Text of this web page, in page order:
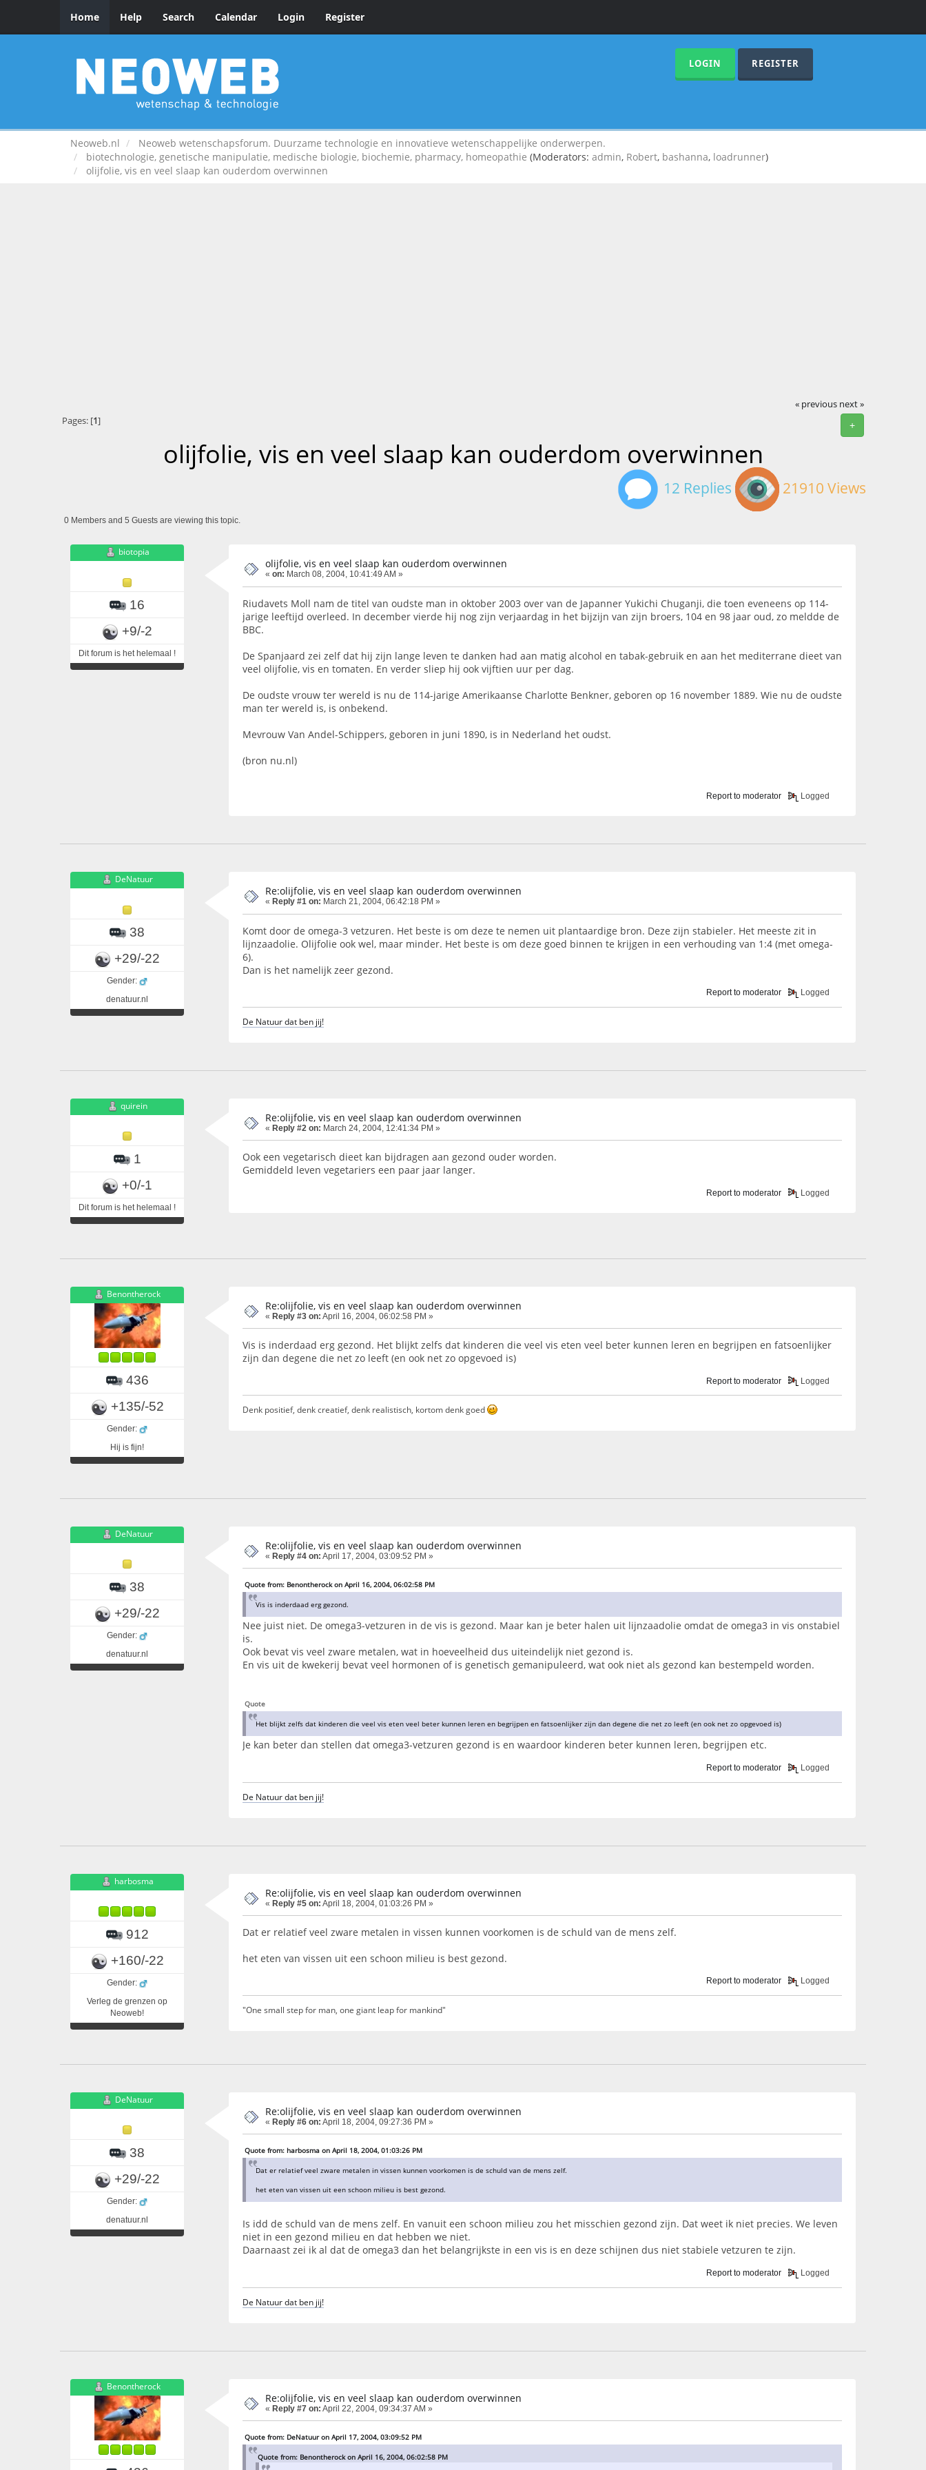
Home Help Search Calendar Login Register
LOGIN REGISTER
Neoweb.nl
Neoweb wetenschapsforum. Duurzame technologie en innovatieve wetenschappelijke onderwerpen.
biotechnologie, genetische manipulatie, medische biologie, biochemie, pharmacy, homeopathie (Moderators: admin, Robert, bashanna, loadrunner)
olijfolie, vis en veel slaap kan ouderdom overwinnen
« previous next »
+
Pages: [1]
olijfolie, vis en veel slaap kan ouderdom overwinnen
12 Replies 21910 Views
0 Members and 5 Guests are viewing this topic.
biotopia
16
+9/-2
Dit forum is het helemaal !
olijfolie, vis en veel slaap kan ouderdom overwinnen
« on: March 08, 2004, 10:41:49 AM »
Riudavets Moll nam de titel van oudste man in oktober 2003 over van de Japanner Yukichi Chuganji, die toen eveneens op 114-
jarige leeftijd overleed. In december vierde hij nog zijn verjaardag in het bijzijn van zijn broers, 104 en 98 jaar oud, zo meldde de
BBC.
De Spanjaard zei zelf dat hij zijn lange leven te danken had aan matig alcohol en tabak-gebruik en aan het mediterrane dieet van
veel olijfolie, vis en tomaten. En verder sliep hij ook vijftien uur per dag.
De oudste vrouw ter wereld is nu de 114-jarige Amerikaanse Charlotte Benkner, geboren op 16 november 1889. Wie nu de oudste
man ter wereld is, is onbekend.
Mevrouw Van Andel-Schippers, geboren in juni 1890, is in Nederland het oudst.
(bron nu.nl)
Report to moderator Logged
DeNatuur
38
+29/-22
Gender:
denatuur.nl
Re:olijfolie, vis en veel slaap kan ouderdom overwinnen
« Reply #1 on: March 21, 2004, 06:42:18 PM »
Komt door de omega-3 vetzuren. Het beste is om deze te nemen uit plantaardige bron. Deze zijn stabieler. Het meeste zit in
lijnzaadolie. Olijfolie ook wel, maar minder. Het beste is om deze goed binnen te krijgen in een verhouding van 1:4 (met omega-
6).
Dan is het namelijk zeer gezond.
Report to moderator Logged
De Natuur dat ben jij!
quirein
1
+0/-1
Dit forum is het helemaal !
Re:olijfolie, vis en veel slaap kan ouderdom overwinnen
« Reply #2 on: March 24, 2004, 12:41:34 PM »
Ook een vegetarisch dieet kan bijdragen aan gezond ouder worden.
Gemiddeld leven vegetariers een paar jaar langer.
Report to moderator Logged
Benontherock
436
+135/-52
Gender:
Hij is fijn!
Re:olijfolie, vis en veel slaap kan ouderdom overwinnen
« Reply #3 on: April 16, 2004, 06:02:58 PM »
Vis is inderdaad erg gezond. Het blijkt zelfs dat kinderen die veel vis eten veel beter kunnen leren en begrijpen en fatsoenlijker
zijn dan degene die net zo leeft (en ook net zo opgevoed is)
Report to moderator Logged
Denk positief, denk creatief, denk realistisch, kortom denk goed
DeNatuur
38
+29/-22
Gender:
denatuur.nl
Re:olijfolie, vis en veel slaap kan ouderdom overwinnen
« Reply #4 on: April 17, 2004, 03:09:52 PM »
Quote from: Benontherock on April 16, 2004, 06:02:58 PM
Vis is inderdaad erg gezond.
Nee juist niet. De omega3-vetzuren in de vis is gezond. Maar kan je beter halen uit lijnzaadolie omdat de omega3 in vis onstabiel
is.
Ook bevat vis veel zware metalen, wat in hoeveelheid dus uiteindelijk niet gezond is.
En vis uit de kwekerij bevat veel hormonen of is genetisch gemanipuleerd, wat ook niet als gezond kan bestempeld worden.
Quote
Het blijkt zelfs dat kinderen die veel vis eten veel beter kunnen leren en begrijpen en fatsoenlijker zijn dan degene die net zo leeft (en ook net zo opgevoed is)
Je kan beter dan stellen dat omega3-vetzuren gezond is en waardoor kinderen beter kunnen leren, begrijpen etc.
Report to moderator Logged
De Natuur dat ben jij!
harbosma
912
+160/-22
Gender:
Verleg de grenzen op
Neoweb!
Re:olijfolie, vis en veel slaap kan ouderdom overwinnen
« Reply #5 on: April 18, 2004, 01:03:26 PM »
Dat er relatief veel zware metalen in vissen kunnen voorkomen is de schuld van de mens zelf.
het eten van vissen uit een schoon milieu is best gezond.
Report to moderator Logged
"One small step for man, one giant leap for mankind"
DeNatuur
38
+29/-22
Gender:
denatuur.nl
Re:olijfolie, vis en veel slaap kan ouderdom overwinnen
« Reply #6 on: April 18, 2004, 09:27:36 PM »
Quote from: harbosma on April 18, 2004, 01:03:26 PM
Dat er relatief veel zware metalen in vissen kunnen voorkomen is de schuld van de mens zelf.
het eten van vissen uit een schoon milieu is best gezond.
Is idd de schuld van de mens zelf. En vanuit een schoon milieu zou het misschien gezond zijn. Dat weet ik niet precies. We leven
niet in een gezond milieu en dat hebben we niet.
Daarnaast zei ik al dat de omega3 dan het belangrijkste in een vis is en deze schijnen dus niet stabiele vetzuren te zijn.
Report to moderator Logged
De Natuur dat ben jij!
Benontherock
Re:olijfolie, vis en veel slaap kan ouderdom overwinnen
« Reply #7 on: April 22, 2004, 09:34:37 AM »
Quote from: DeNatuur on April 17, 2004, 03:09:52 PM
Quote from: Benontherock on April 16, 2004, 06:02:58 PM